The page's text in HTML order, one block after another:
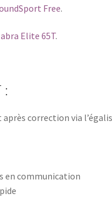
Free.
Elite 65T.
:
correction via
en communication